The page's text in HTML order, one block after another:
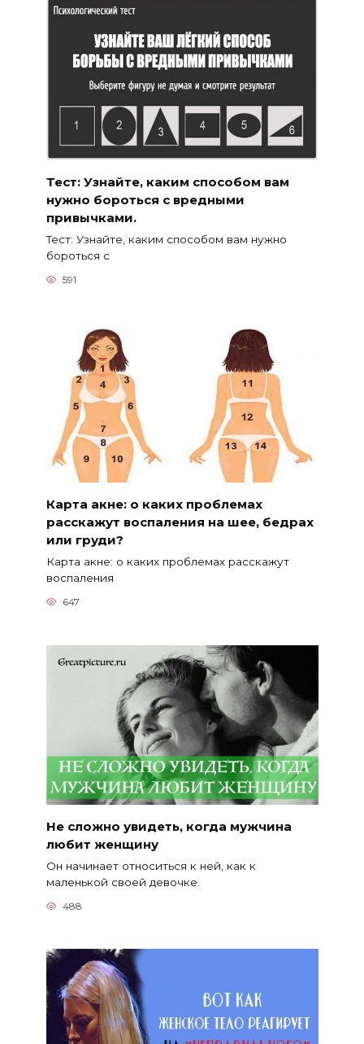
Тест: Узнайте, каким способом вам
нужно бороться с вредными
привычками.
Тест: Узнайте, каким способом вам нужно
бороться с
591
Карта акне: о каких проблемах
расскажут воспаления на шее, бедрах
или груди?
Карта акне: о каких проблемах расскажут
воспаления
647
Не сложно увидеть, когда мужчина
любит женщину
Он начинает относиться к ней, как к
маленькой своей девочке.
488